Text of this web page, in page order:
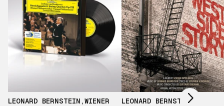
LEONARD BERNSTEIN ,WIENER
LEONARD BERNSTEIN
Scroll right